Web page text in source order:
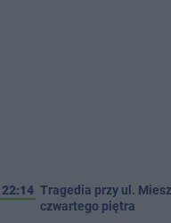
22:14 Tragedia przy ul.
czwartego piętra